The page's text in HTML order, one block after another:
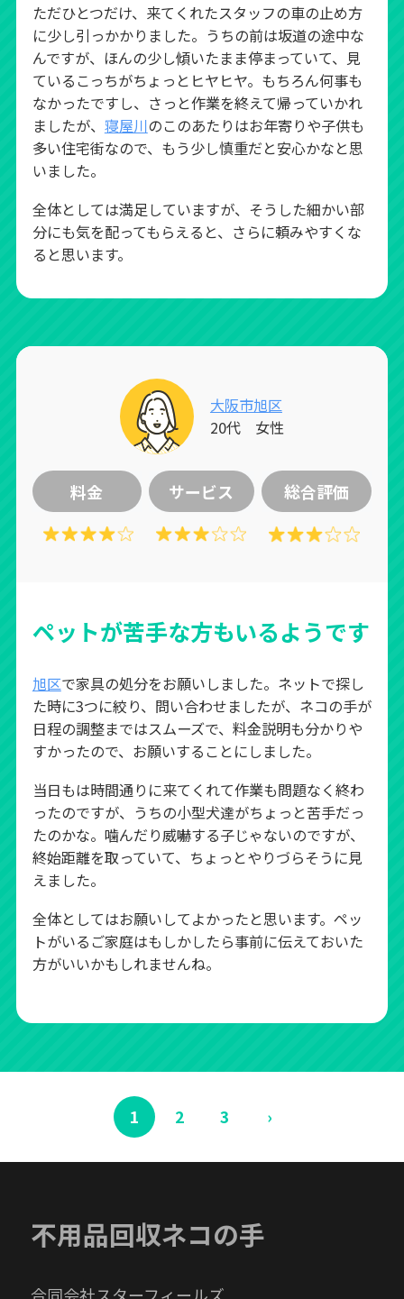
ただひとつだけ、来てくれたスタッフの車の止め方
に少し引っかかりました。うちの前は坂道の途中な
んですが、ほんの少し傾いたまま停まっていて、見
ているこっちがちょっとヒヤヒヤ。もちろん何事も
なかったですし、さっと作業を終えて帰っていかれ
ましたが、 寝屋川のこのあたりはお年寄りや子供も
多い住宅街なので、もう少し慎重だと安心かなと思
いました。
全体としては満足していますが、そうした細かい部
分にも気を配ってもらえると、さらに頼みやすくな
ると思います。
大阪市旭区
20代 女性
料金 サービス 総合評価
ペットが苦手な方もいるようです
旭区で家具の処分をお願いしました。ネットで探し
た時に3つに絞り、問い合わせましたが、ネコの手が
日程の調整まではスムーズで、料金説明も分かりや
すかったので、お願いすることにしました。
当日もは時間通りに来てくれて作業も問題なく終わ
ったのですが、うちの小型犬達がちょっと苦手だっ
たのかな。噛んだり威嚇する子じゃないのですが、
終始距離を取っていて、ちょっとやりづらそうに見
えました。
全体としてはお願いしてよかったと思います。ペッ
トがいるご家庭はもしかしたら事前に伝えておいた
方がいいかもしれませんね。
1 2 3 ›
不用品回収ネコの手